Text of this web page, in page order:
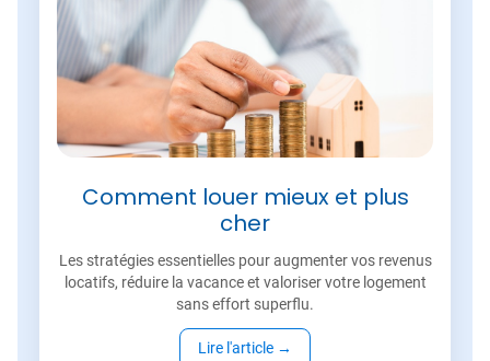
Comment louer mieux et plus
cher
Les stratégies essentielles pour augmenter vos revenus
locatifs, réduire la vacance et valoriser votre logement
sans effort superflu.
Lire l'article →